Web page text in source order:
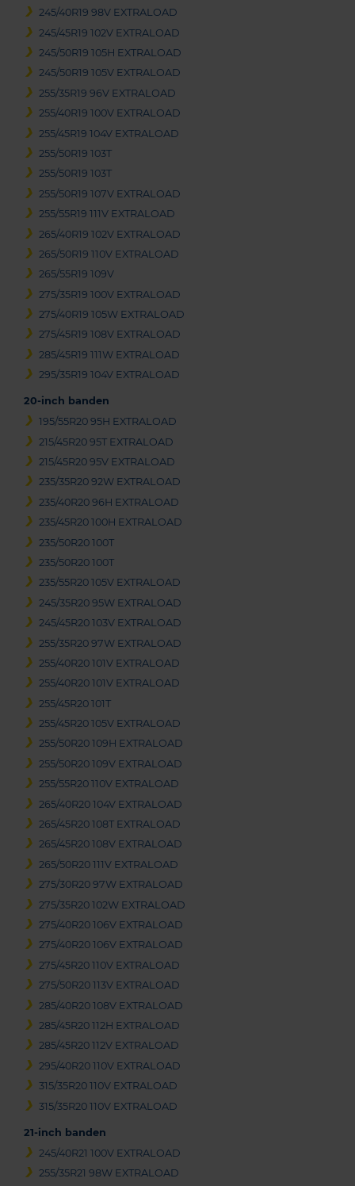
245/40R19 98V EXTRALOAD
245/45R19 102V EXTRALOAD
245/50R19 105H EXTRALOAD
245/50R19 105V EXTRALOAD
255/35R19 96V EXTRALOAD
255/40R19 100V EXTRALOAD
255/45R19 104V EXTRALOAD
255/50R19 103T
255/50R19 103T
255/50R19 107V EXTRALOAD
255/55R19 111V EXTRALOAD
265/40R19 102V EXTRALOAD
265/50R19 110V EXTRALOAD
265/55R19 109V
275/35R19 100V EXTRALOAD
275/40R19 105W EXTRALOAD
275/45R19 108V EXTRALOAD
285/45R19 111W EXTRALOAD
295/35R19 104V EXTRALOAD
20-inch banden
195/55R20 95H EXTRALOAD
215/45R20 95T EXTRALOAD
215/45R20 95V EXTRALOAD
235/35R20 92W EXTRALOAD
235/40R20 96H EXTRALOAD
235/45R20 100H EXTRALOAD
235/50R20 100T
235/50R20 100T
235/55R20 105V EXTRALOAD
245/35R20 95W EXTRALOAD
245/45R20 103V EXTRALOAD
255/35R20 97W EXTRALOAD
255/40R20 101V EXTRALOAD
255/40R20 101V EXTRALOAD
255/45R20 101T
255/45R20 105V EXTRALOAD
255/50R20 109H EXTRALOAD
255/50R20 109V EXTRALOAD
255/55R20 110V EXTRALOAD
265/40R20 104V EXTRALOAD
265/45R20 108T EXTRALOAD
265/45R20 108V EXTRALOAD
265/50R20 111V EXTRALOAD
275/30R20 97W EXTRALOAD
275/35R20 102W EXTRALOAD
275/40R20 106V EXTRALOAD
275/40R20 106V EXTRALOAD
275/45R20 110V EXTRALOAD
275/50R20 113V EXTRALOAD
285/40R20 108V EXTRALOAD
285/45R20 112H EXTRALOAD
285/45R20 112V EXTRALOAD
295/40R20 110V EXTRALOAD
315/35R20 110V EXTRALOAD
315/35R20 110V EXTRALOAD
21-inch banden
245/40R21 100V EXTRALOAD
255/35R21 98W EXTRALOAD